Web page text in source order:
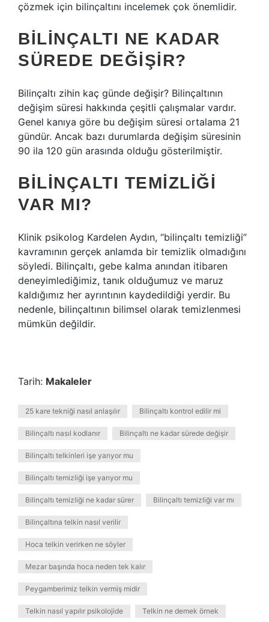
çözmek için bilinçaltını incelemek çok önemlidir.
BILINÇALTI NE KADAR
SÜREDE DEĞIŞIR?
Bilinçaltı zihin kaç günde değişir? Bilinçaltının
değişim süresi hakkında çeşitli çalışmalar vardır.
Genel kanıya göre bu değişim süresi ortalama 21
gündür. Ancak bazı durumlarda değişim süresinin
90 ila 120 gün arasında olduğu gösterilmiştir.
BILINÇALTI TEMIZLIĞI
VAR MI?
Klinik psikolog Kardelen Aydın, “bilinçaltı temizliği”
kavramının gerçek anlamda bir temizlik olmadığını
söyledi. Bilinçaltı, gebe kalma anından itibaren
deneyimlediğimiz, tanık olduğumuz ve maruz
kaldığımız her ayrıntının kaydedildiği yerdir. Bu
nedenle, bilinçaltının bilimsel olarak temizlenmesi
mümkün değildir.
Tarih: Makaleler
25 kare tekniği nasıl anlaşılır Bilinçaltı kontrol edilir mi
Bilinçaltı nasıl kodlanır Bilinçaltı ne kadar sürede değişir
Bilinçaltı telkinleri işe yarıyor mu
Bilinçaltı temizliği işe yarıyor mu
Bilinçaltı temizliği ne kadar sürer Bilinçaltı temizliği var mı
Bilinçaltına telkin nasıl verilir
Hoca telkin verirken ne söyler
Mezar başında hoca neden tek kalır
Peygamberimiz telkin vermiş midir
Telkin nasıl yapılır psikolojide Telkin ne demek örnek